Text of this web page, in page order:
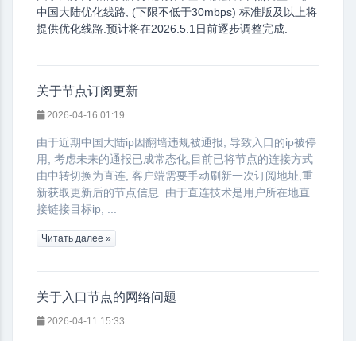
中国大陆优化线路, (下限不低于30mbps) 标准版及以上将
提供优化线路.预计将在2026.5.1日前逐步调整完成.
关于节点订阅更新
2026-04-16 01:19
由于近期中国大陆ip因翻墙违规被通报, 导致入口的ip被停
用, 考虑未来的通报已成常态化,目前已将节点的连接方式
由中转切换为直连, 客户端需要手动刷新一次订阅地址,重
新获取更新后的节点信息. 由于直连技术是用户所在地直
接链接目标ip, ...
Читать далее »
关于入口节点的网络问题
2026-04-11 15:33